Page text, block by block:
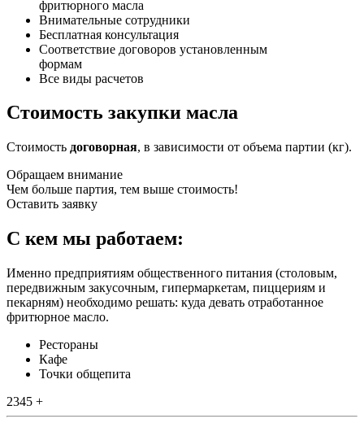
фритюрного масла
Внимательные сотрудники
Бесплатная консультация
Соответствие договоров установленным
формам
Все виды расчетов
Стоимость закупки масла
Стоимость договорная, в зависимости от объема партии (кг).
Обращаем внимание
Чем больше партия, тем выше стоимость!
Оставить заявку
С кем мы работаем:
Именно предприятиям общественного питания (столовым,
передвижным закусочным, гипермаркетам, пиццериям и
пекарням) необходимо решать: куда девать отработанное
фритюрное масло.
Рестораны
Кафе
Точки общепита
2345 +